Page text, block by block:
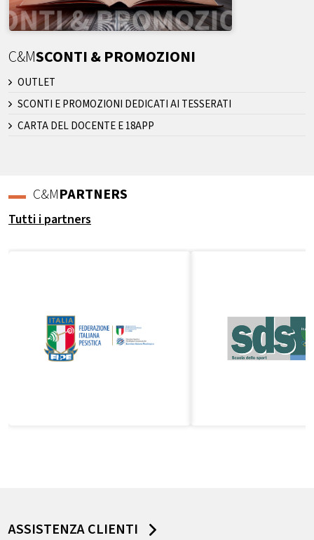
C&MSCONTI & PROMOZIONI
OUTLET
SCONTI E PROMOZIONI DEDICATI AI TESSERATI
CARTA DEL DOCENTE E 18APP
C&MPARTNERS
Tutti i partners
ASSISTENZA CLIENTI